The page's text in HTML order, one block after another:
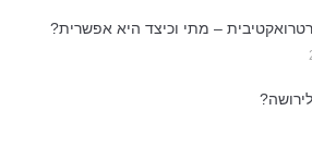
– מתי וכיצד היא אפשרית?